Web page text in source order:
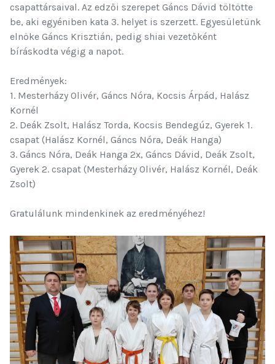
csapattársaival. Az edzői szerepet Gáncs Dávid töltötte
be, aki egyéniben kata 3. helyet is szerzett. Egyesületünk
elnöke Gáncs Krisztián, pedig shiai vezetőként
bíráskodta végig a napot.
Eredmények:
1. Mesterházy Olivér, Gáncs Nóra, Kocsis Árpád, Halász
Kornél
2. Deák Zsolt, Halász Torda, Kocsis Bendegúz, Gyerek 1.
csapat (Halász Kornél, Gáncs Nóra, Deák Hanga)
3. Gáncs Nóra, Deák Hanga 2x, Gáncs Dávid, Deák Zsolt,
Gyerek 2. csapat (Mesterházy Olivér, Halász Kornél, Deák
Zsolt)
Gratulálunk mindenkinek az eredményéhez!